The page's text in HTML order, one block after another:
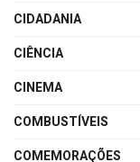
CIDADANIA
CIÊNCIA
CINEMA
COMBUSTÍVEIS
COMEMORAÇÕES